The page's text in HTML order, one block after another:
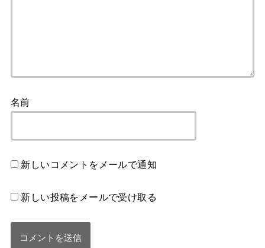
名前
新しいコメントをメールで通知
新しい投稿をメールで受け取る